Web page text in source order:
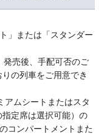
」または「スタンダー
売後、手配可否のご
の列車をご用意でき
アムシートまたはスタ
定席は選択可能）の
コンパートメントまた